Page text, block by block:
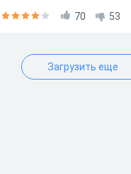
школьников к70 53
Загрузить еще